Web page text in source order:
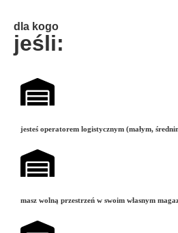
dla kogo
jeśli:
jesteś operatorem logistycznym (małym,
masz wolną przestrzeń w swoim własnym